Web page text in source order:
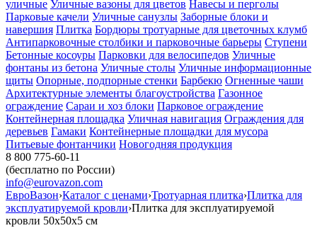
уличные Уличные вазоны для цветов Навесы и перголы
Парковые качели Уличные санузлы Заборные блоки и
навершия Плитка Бордюры тротуарные для цветочных клумб
Антипарковочные столбики и парковочные барьеры Ступени
Бетонные косоуры Парковки для велосипедов Уличные
фонтаны из бетона Уличные столы Уличные информационные
щиты Опорные, подпорные стенки Барбекю Огненные чаши
Архитектурные элементы благоустройства Газонное
ограждение Сараи и хоз блоки Парковое ограждение
Контейнерная площадка Уличная навигация Ограждения для
деревьев Гамаки Контейнерные площадки для мусора
Питьевые фонтанчики Новогодняя продукция
8 800 775-60-11
(бесплатно по России)
info@eurovazon.com
ЕвроВазон›Каталог с ценами›Тротуарная плитка›Плитка для
эксплуатируемой кровли›Плитка для эксплуатируемой
кровли 50х50х5 см